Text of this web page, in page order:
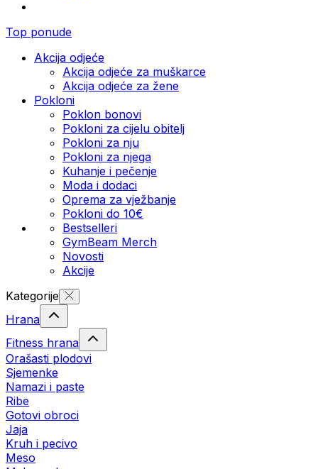
Top ponude
Akcija odjeće
Akcija odjeće za muškarce
Akcija odjeće za žene
Pokloni
Poklon bonovi
Pokloni za cijelu obitelj
Pokloni za nju
Pokloni za njega
Kuhanje i pečenje
Moda i dodaci
Oprema za vježbanje
Pokloni do 10€
Bestselleri
GymBeam Merch
Novosti
Akcije
Kategorije
Hrana
Fitness hrana
Orašasti plodovi
Sjemenke
Namazi i paste
Ribe
Gotovi obroci
Jaja
Kruh i pecivo
Meso